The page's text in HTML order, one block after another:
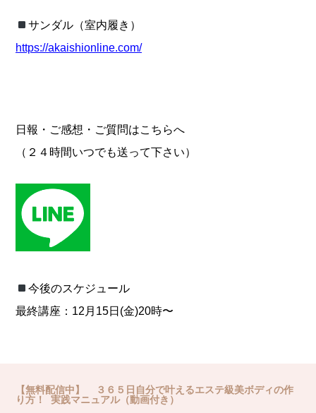
サンダル（室内履き）
https://akaishionline.com/
日報・ご感想・ご質問はこちらへ
（２４時間いつでも送って下さい）
今後のスケジュール
最終講座：12月15日(金)20時〜
【無料配信中】 ３６５日自分で叶えるエステ級美ボディの作
り方！ 実践マニュアル（動画付き）